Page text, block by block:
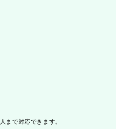
まで対応できます。